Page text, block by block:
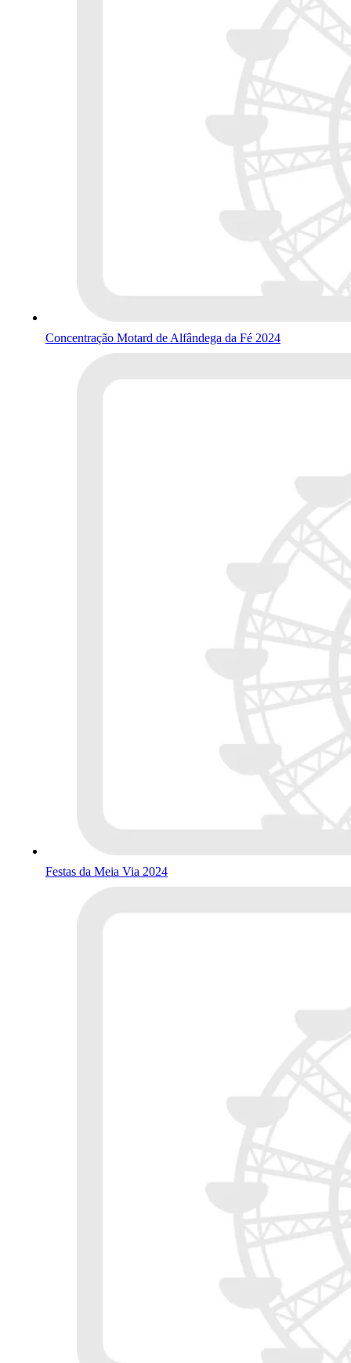
Concentração Motard de Alfândega da Fé 2024
Festas da Meia Via 2024